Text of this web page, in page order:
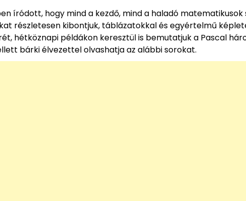
íródott, hogy mind a kezdő, mind a haladó matematikusok
részletesen kibontjuk, táblázatokkal és egyértelmű
hétköznapi példákon keresztül is bemutatjuk a Pascal
bárki élvezettel olvashatja az alábbi sorokat.